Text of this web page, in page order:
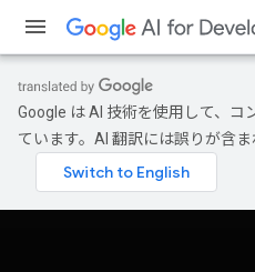
Google は AI 技術を使用して、コ
ています。AI 翻訳には誤りが含ま